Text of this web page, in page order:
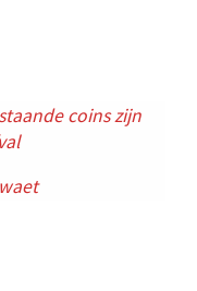
coins zijn